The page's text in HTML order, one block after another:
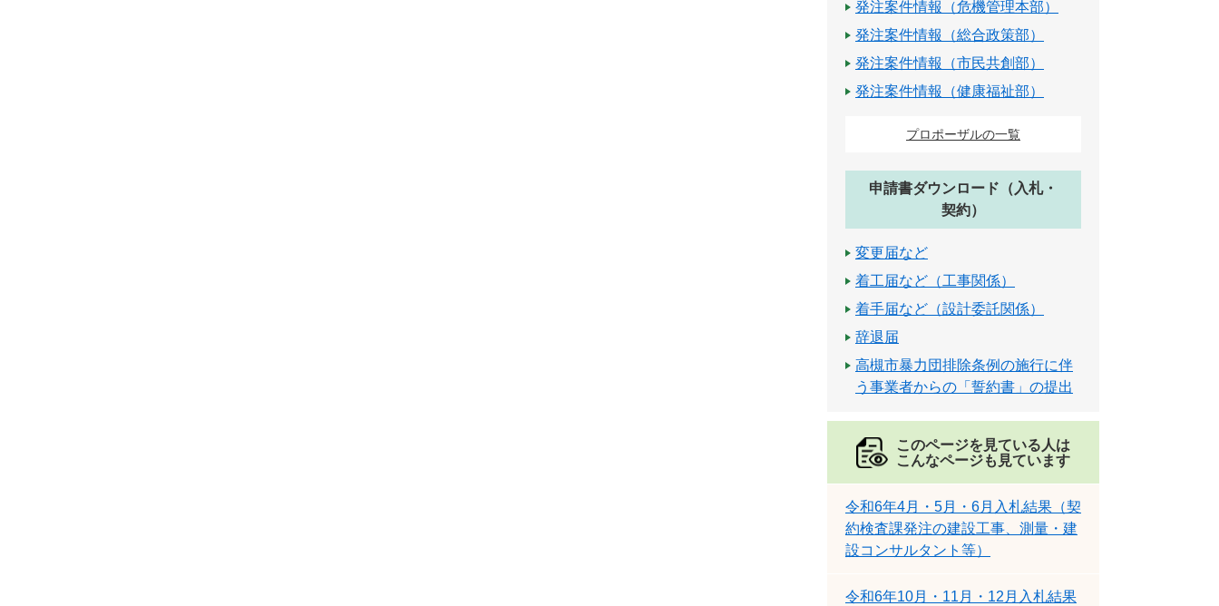
発注案件情報（危機管理本部）
発注案件情報（総合政策部）
発注案件情報（市民共創部）
発注案件情報（健康福祉部）
プロポーザルの一覧
申請書ダウンロード（入札・
契約）
変更届など
着工届など（工事関係）
着手届など（設計委託関係）
辞退届
高槻市暴力団排除条例の施行に伴
う事業者からの「誓約書」の提出
このページを見ている人は
こんなページも見ています
令和6年4月・5月・6月入札結果（契
約検査課発注の建設工事、測量・建
設コンサルタント等）
令和6年10月・11月・12月入札結果